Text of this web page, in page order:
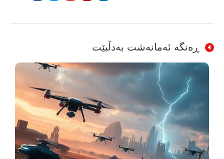
ڕەنگە ئەمانەشت بەدڵبێت